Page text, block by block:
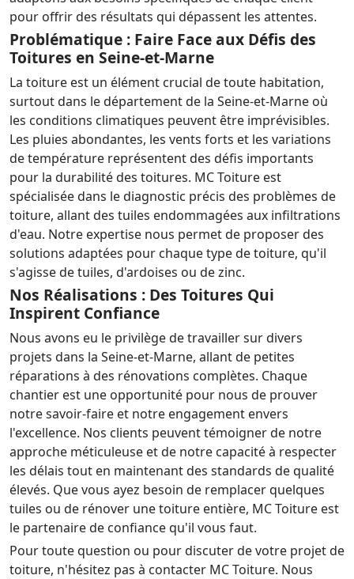
pour offrir des résultats qui dépassent les attentes.
Problématique : Faire Face aux Défis des
Toitures en Seine-et-Marne
La toiture est un élément crucial de toute habitation,
surtout dans le département de la Seine-et-Marne où
les conditions climatiques peuvent être imprévisibles.
Les pluies abondantes, les vents forts et les variations
de température représentent des défis importants
pour la durabilité des toitures. MC Toiture est
spécialisée dans le diagnostic précis des problèmes de
toiture, allant des tuiles endommagées aux infiltrations
d'eau. Notre expertise nous permet de proposer des
solutions adaptées pour chaque type de toiture, qu'il
s'agisse de tuiles, d'ardoises ou de zinc.
Nos Réalisations : Des Toitures Qui
Inspirent Confiance
Nous avons eu le privilège de travailler sur divers
projets dans la Seine-et-Marne, allant de petites
réparations à des rénovations complètes. Chaque
chantier est une opportunité pour nous de prouver
notre savoir-faire et notre engagement envers
l'excellence. Nos clients peuvent témoigner de notre
approche méticuleuse et de notre capacité à respecter
les délais tout en maintenant des standards de qualité
élevés. Que vous ayez besoin de remplacer quelques
tuiles ou de rénover une toiture entière, MC Toiture est
le partenaire de confiance qu'il vous faut.
Pour toute question ou pour discuter de votre projet de
toiture, n'hésitez pas à contacter MC Toiture. Nous